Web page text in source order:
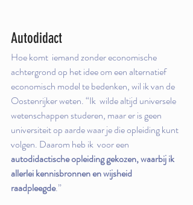
Autodidact
Hoe komt  iemand zonder economische
achtergrond op het idee om een alternatief
economisch model te bedenken, wil ik van de
Oostenrijker weten. “Ik  wilde altijd universele
wetenschappen studeren, maar er is geen
universiteit op aarde waar je die opleiding kunt
volgen. Daarom heb ik  voor een
autodidactische opleiding gekozen, waarbij ik
allerlei kennisbronnen en wijsheid
raadpleegde.”